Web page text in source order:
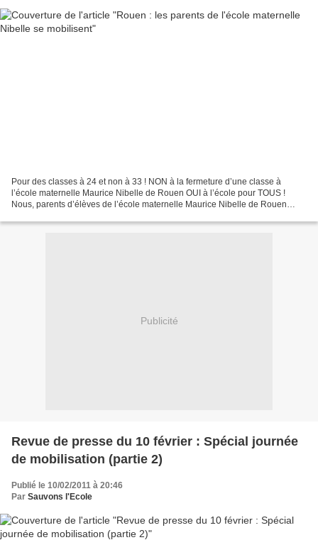
Pour des classes à 24 et non à 33 ! NON à la fermeture d’une classe à
l’école maternelle Maurice Nibelle de Rouen OUI à l’école pour TOUS !
Nous, parents d’élèves de l’école maternelle Maurice Nibelle de Rouen
Publicité
Revue de presse du 10 février : Spécial journée
de mobilisation (partie 2)
Publié le 10/02/2011 à 20:46
Par Sauvons l'Ecole